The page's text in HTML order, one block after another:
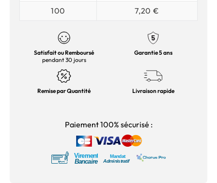
100
7,20 €
Satisfait ou Remboursé
pendant 30 jours
Garantie 5 ans
Remise par Quantité Livraison rapide
Paiement 100% sécurisé :